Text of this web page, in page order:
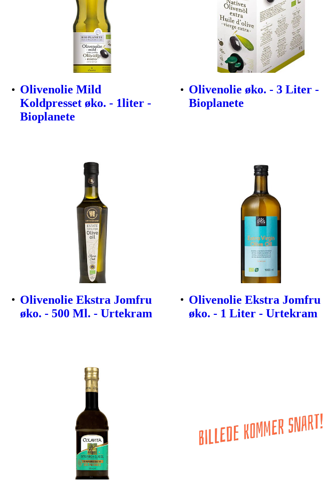
Olivenolie Mild
Koldpresset øko. - 1liter -
Bioplanete
Olivenolie øko. - 3 Liter -
Bioplanete
Olivenolie Ekstra Jomfru
øko. - 500 Ml. - Urtekram
Olivenolie Ekstra Jomfru
øko. - 1 Liter - Urtekram